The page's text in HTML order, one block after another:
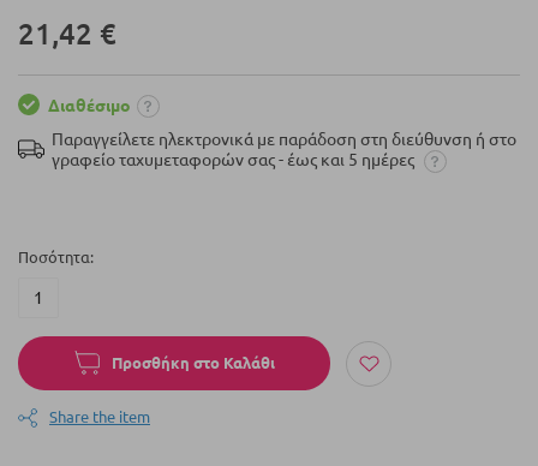
21,42 €
Διαθέσιμο
Παραγγείλετε ηλεκτρονικά με παράδοση στη διεύθυνση ή στο
γραφείο ταχυμεταφορών σας - έως και 5 ημέρες
Ποσότητα
Προσθήκη στο Καλάθι
Share the item